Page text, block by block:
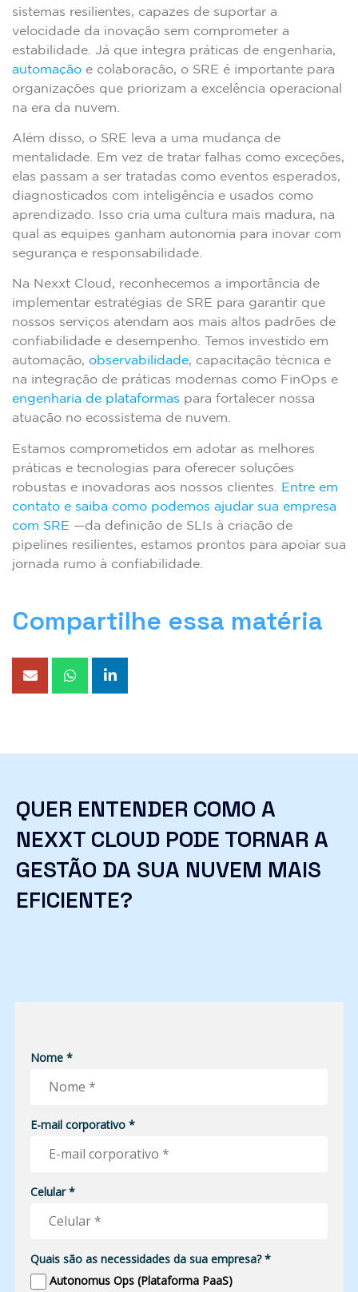
sistemas resilientes, capazes de suportar a
velocidade da inovação sem comprometer a
estabilidade. Já que integra práticas de engenharia,
automação e colaboração, o SRE é importante para
organizações que priorizam a excelência operacional
na era da nuvem.
Além disso, o SRE leva a uma mudança de
mentalidade. Em vez de tratar falhas como exceções,
elas passam a ser tratadas como eventos esperados,
diagnosticados com inteligência e usados como
aprendizado. Isso cria uma cultura mais madura, na
qual as equipes ganham autonomia para inovar com
segurança e responsabilidade.
Na Nexxt Cloud, reconhecemos a importância de
implementar estratégias de SRE para garantir que
nossos serviços atendam aos mais altos padrões de
confiabilidade e desempenho. Temos investido em
automação, observabilidade, capacitação técnica e
na integração de práticas modernas como FinOps e
engenharia de plataformas para fortalecer nossa
atuação no ecossistema de nuvem.
Estamos comprometidos em adotar as melhores
práticas e tecnologias para oferecer soluções
robustas e inovadoras aos nossos clientes. Entre em
contato e saiba como podemos ajudar sua empresa
com SRE —da definição de SLIs à criação de
pipelines resilientes, estamos prontos para apoiar sua
jornada rumo à confiabilidade.
Compartilhe essa matéria
QUER ENTENDER COMO A
NEXXT CLOUD PODE TORNAR A
GESTÃO DA SUA NUVEM MAIS
EFICIENTE?